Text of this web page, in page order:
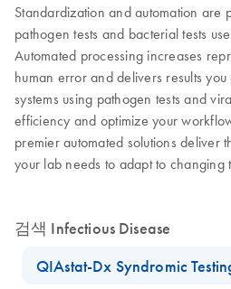
Standardization and automation are
pathogen tests and bacterial tests
Automated processing increases
human error and delivers results
systems using pathogen tests and
efficiency and optimize your
premier automated solutions deliver
your lab needs to adapt to changing
검색 Infectious Disease
QIAstat-Dx Syndromic